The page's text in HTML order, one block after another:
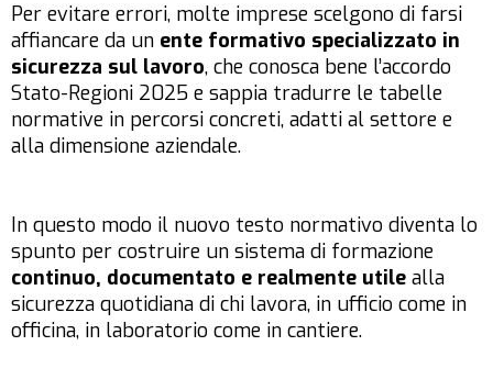
Per evitare errori, molte imprese scelgono di farsi
affiancare da un ente formativo specializzato in
sicurezza sul lavoro, che conosca bene l’accordo
Stato-Regioni 2025 e sappia tradurre le tabelle
normative in percorsi concreti, adatti al settore e
alla dimensione aziendale.
In questo modo il nuovo testo normativo diventa lo
spunto per costruire un sistema di formazione
continuo, documentato e realmente utile alla
sicurezza quotidiana di chi lavora, in ufficio come in
officina, in laboratorio come in cantiere.